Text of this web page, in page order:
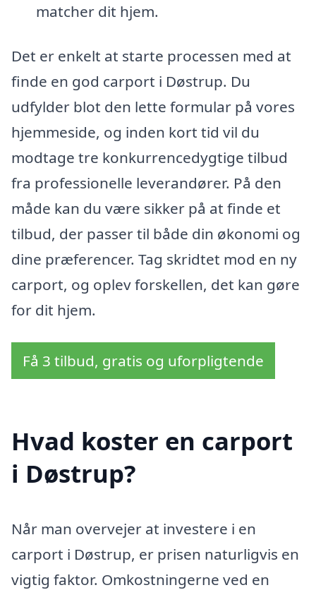
matcher dit hjem.
Det er enkelt at starte processen med at
finde en god carport i Døstrup. Du
udfylder blot den lette formular på vores
hjemmeside, og inden kort tid vil du
modtage tre konkurrencedygtige tilbud
fra professionelle leverandører. På den
måde kan du være sikker på at finde et
tilbud, der passer til både din økonomi og
dine præferencer. Tag skridtet mod en ny
carport, og oplev forskellen, det kan gøre
for dit hjem.
Få 3 tilbud, gratis og uforpligtende
Hvad koster en carport
i Døstrup?
Når man overvejer at investere i en
carport i Døstrup, er prisen naturligvis en
vigtig faktor. Omkostningerne ved en